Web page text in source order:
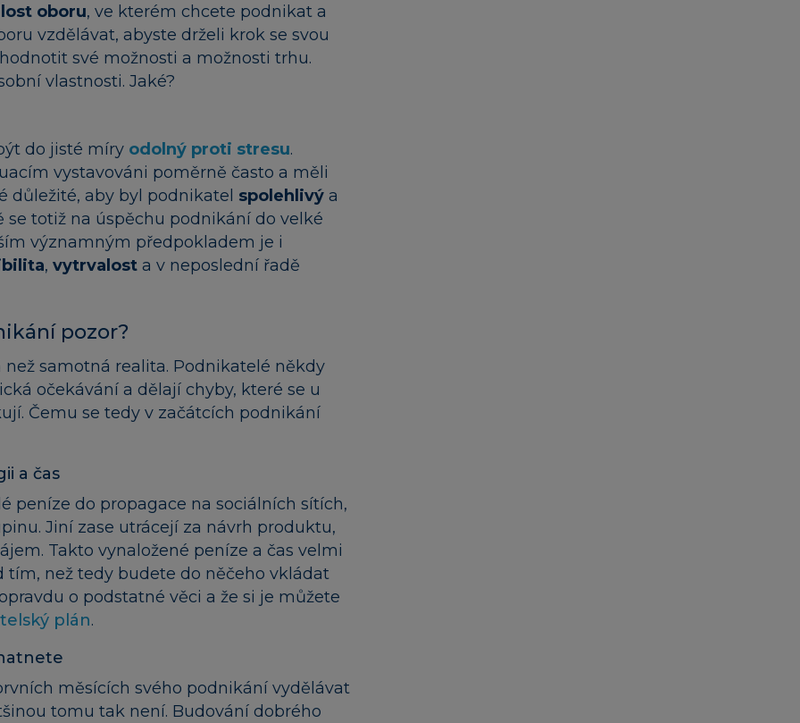
oboru, ve kterém chcete podnikat a
vzdělávat, abyste drželi krok se svou
své možnosti a možnosti trhu.
vlastnosti. Jaké?
do jisté míry odolný proti stresu.
vystavováni poměrně často a měli
důležité, aby byl podnikatel spolehlivý a
se totiž na úspěchu podnikání do velké
významným předpokladem je i
, vytrvalost a v neposlední řadě
pozor?
samotná realita. Podnikatelé někdy
očekávání a dělají chyby, které se u
Čemu se tedy v začátcích podnikání
a čas
peníze do propagace na sociálních sítích,
Jiní zase utrácejí za návrh produktu,
Takto vynaložené peníze a čas velmi
tím, než tedy budete do něčeho vkládat
o podstatné věci a že si je můžete
plán.
měsících svého podnikání vydělávat
tomu tak není. Budování dobrého